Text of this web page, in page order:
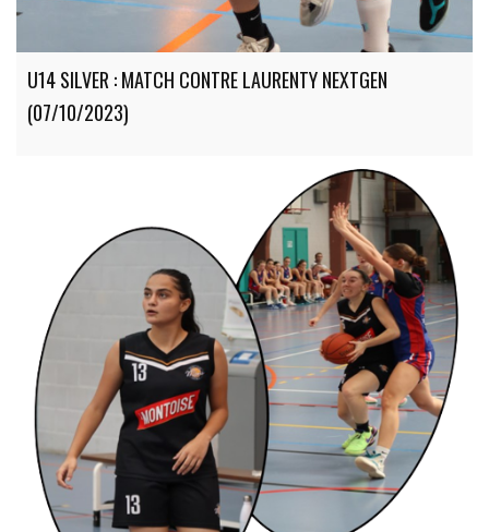
U14 SILVER : MATCH CONTRE LAURENTY NEXTGEN
(07/10/2023)